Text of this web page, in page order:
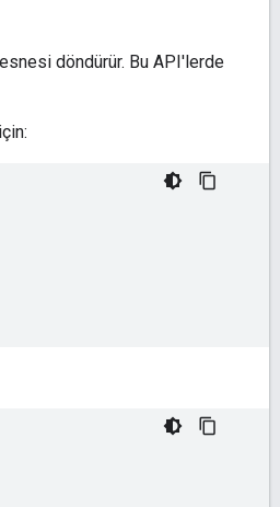
döndürür. Bu API'lerde